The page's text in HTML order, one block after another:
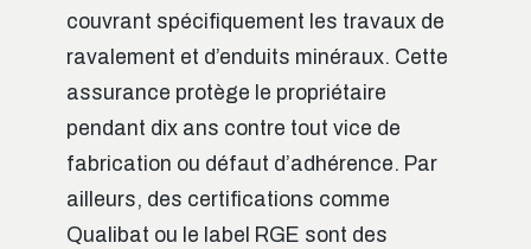
couvrant spécifiquement les travaux de
ravalement et d’enduits minéraux. Cette
assurance protège le propriétaire
pendant dix ans contre tout vice de
fabrication ou défaut d’adhérence. Par
ailleurs, des certifications comme
Qualibat ou le label RGE sont des